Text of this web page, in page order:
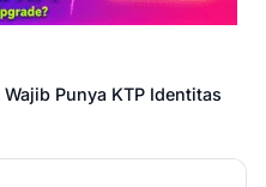
Punya KTP Identitas